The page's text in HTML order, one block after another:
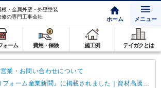
根・金属外壁・外壁塗装
修の専門工事会社
ホーム メニュー
ォーム 費用・保険 施工例 テイガクとは
業・お問い合わせについて
新聞』に掲載されました｜資材高騰・納期遅延に対するテイガクの取り組み